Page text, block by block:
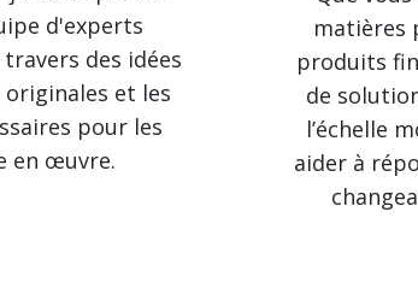
d'experts
des idées
et les
pour les
en œuvre.
matières
produits
de
l’échelle
aider à